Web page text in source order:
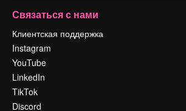
Связаться с нами
Клиентская поддержка
Instagram
YouTube
LinkedIn
TikTok
Discord